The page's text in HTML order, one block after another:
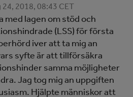
24, 2018, 08:43 CET
med lagen om stöd och
(LSS) för första
iver att ta mig an
syfte är att tillförsäkra
samma möjligheter
Jag tog mig an uppgiften
Hjälpte människor att